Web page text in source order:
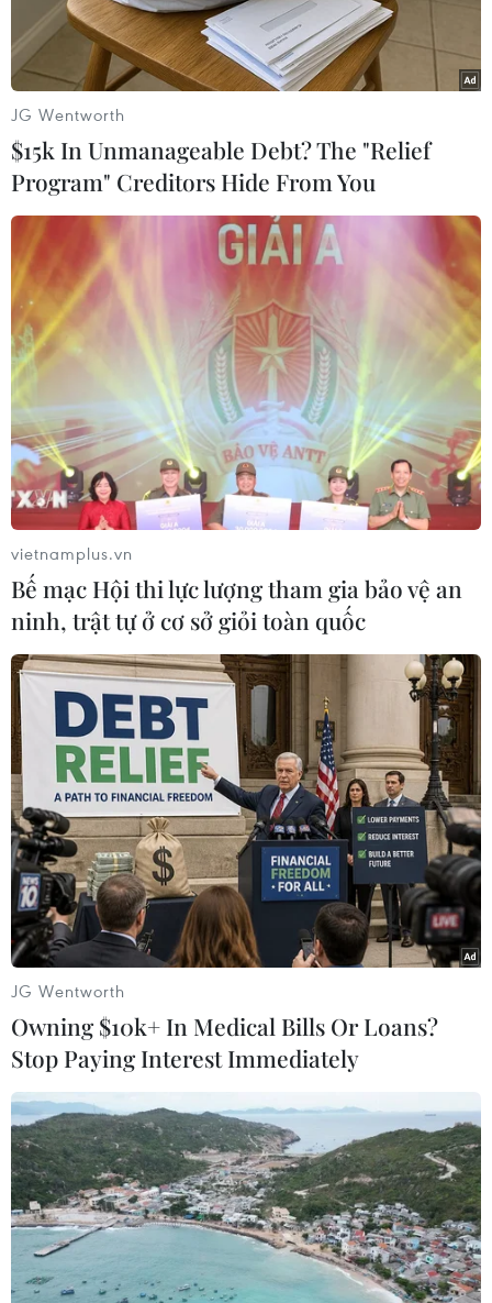
(Nhấp chuột để xem kích thước chuẩn)
(TTXVN/Vietnam+)
JG Wentworth
$15k In Unmanageable Debt? The "Relief
Program" Creditors Hide From You
vietnamplus.vn
Bế mạc Hội thi lực lượng tham gia bảo vệ an
ninh, trật tự ở cơ sở giỏi toàn quốc
JG Wentworth
Owning $10k+ In Medical Bills Or Loans?
Stop Paying Interest Immediately